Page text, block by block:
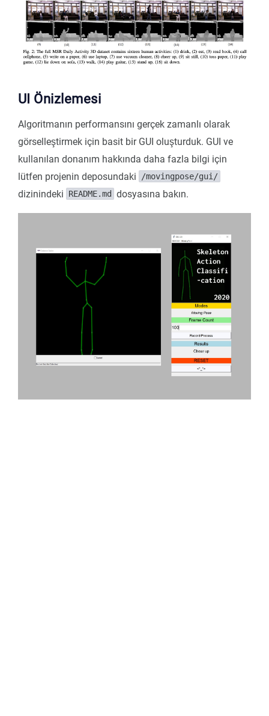
UI Önizlemesi
Algoritmanın performansını gerçek zamanlı olarak
görselleştirmek için basit bir GUI oluşturduk. GUI ve
kullanılan donanım hakkında daha fazla bilgi için
lütfen projenin deposundaki
/movingpose/gui/
dizinindeki README.md dosyasına bakın.